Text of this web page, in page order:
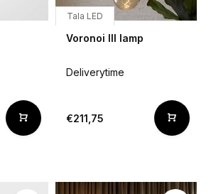
Tala LED
Voronoi III lamp
Deliverytime
€211,75